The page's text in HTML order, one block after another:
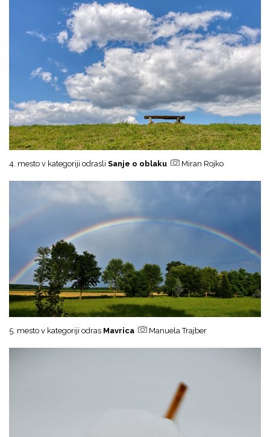
4. mesto v kategoriji odrasli Sanje o oblaku Miran Rojko
5. mesto v kategoriji odras Mavrica Manuela Trajber